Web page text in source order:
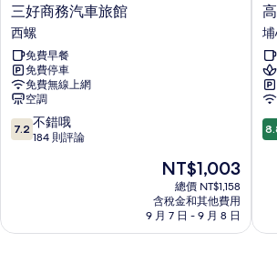
三
好
商
務
汽
車
旅
館
西
三好商務汽車旅館
西螺
免費早餐
免費停車
免費無線上網
空調
7.2
分，
錯
7.2 不錯哦
184 則評論
現
價
格
為
NT$1,003
總價 NT$1,158
含稅金和其他費用
9 月 7 日 - 9 月 8 日
高
登
庭
園
汽
車
旅
館
埔
夠